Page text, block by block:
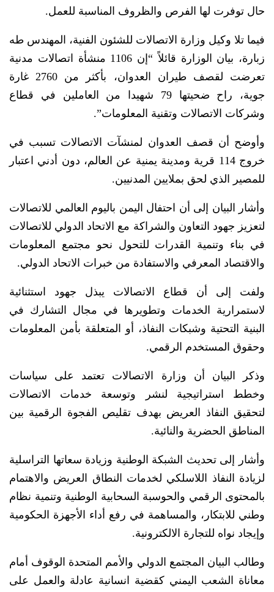
حال توفرت لها الفرص والظروف المناسبة للعمل.
فيما تلا وكيل وزارة الاتصالات للشئون الفنية، المهندس طه
زبارة، بيان الوزارة قائلاً “إن 1106 منشأة اتصالات مدنية
تعرضت لقصف طيران العدوان، بأكثر من 2760 غارة
جوية، راح ضحيتها 79 شهيدا من العاملين في قطاع
وشركات الاتصالات وتقنية المعلومات”.
وأوضح أن قصف العدوان لمنشآت الاتصالات تسبب في
خروج 114 قرية ومدينة يمنية عن العالم، دون أدني اعتبار
للمصير الذي لحق بملايين المدنيين.
وأشار البيان إلى أن احتفال اليمن باليوم العالمي للاتصالات
لتعزيز جهود التعاون والشراكة مع الاتحاد الدولي للاتصالات
في بناء وتنمية القدرات للتحول نحو مجتمع المعلومات
والاقتصاد المعرفي والاستفادة من خبرات الاتحاد الدولي.
ولفت إلى أن قطاع الاتصالات يبذل جهود استثنائية
لاستمرارية الخدمات وتطويرها في مجال التشارك في
البنية التحتية وشبكات النفاذ، أو المتعلقة بأمن المعلومات
وحقوق المستخدم الرقمي.
وذكر البيان أن وزارة الاتصالات تعتمد على سياسات
وخطط استراتيجية لنشر وتوسعة خدمات الاتصالات
لتحقيق النفاذ العريض بهدف تقليص الفجوة الرقمية بين
المناطق الحضرية والنائية.
وأشار إلى تحديث الشبكة الوطنية وزيادة سعاتها التراسلية
لزيادة النفاذ اللاسلكي لخدمات النطاق العريض والاهتمام
بالمحتوى الرقمي والحوسبة السحابية الوطنية وتنمية نظام
وطني للابتكار، والمساهمة في رفع أداء الأجهزة الحكومية
وإيجاد نواه للتجارة الالكترونية.
وطالب البيان المجتمع الدولي والأمم المتحدة الوقوف أمام
معاناة الشعب اليمني كقضية انسانية عادلة والعمل على